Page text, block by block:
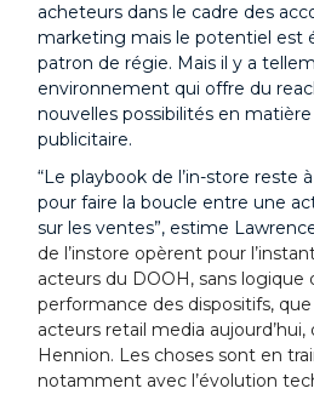
acheteurs dans le cadre des
marketing mais le potentiel est
patron de régie. Mais il y a
environnement qui offre du
nouvelles possibilités en matière
publicitaire.
“Le playbook de l’in-store
pour faire la boucle entre une
sur les ventes”, estime
de l’instore opèrent pour
acteurs du DOOH, sans logique
performance des dispositifs,
acteurs retail media
Hennion. Les choses sont en
notamment avec l’évolution